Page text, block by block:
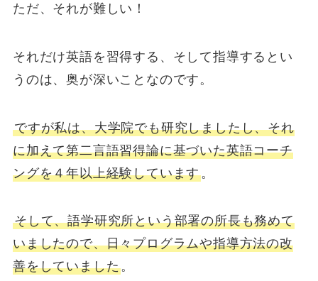
ただ、それが難しい！
それだけ英語を習得する、そして指導するとい
うのは、奥が深いことなのです。
ですが私は、大学院でも研究しましたし、それ
に加えて第二言語習得論に基づいた英語コーチ
ングを４年以上経験しています。
そして、語学研究所という部署の所長も務めて
いましたので、日々プログラムや指導方法の改
善をしていました。